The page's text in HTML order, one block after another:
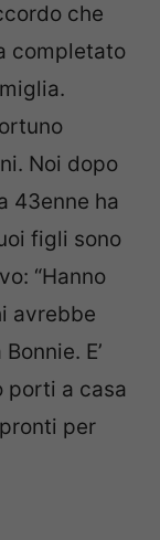
che
completato
Noi dopo
43enne ha
figli sono
“Hanno
avrebbe
E’
porti a casa
per